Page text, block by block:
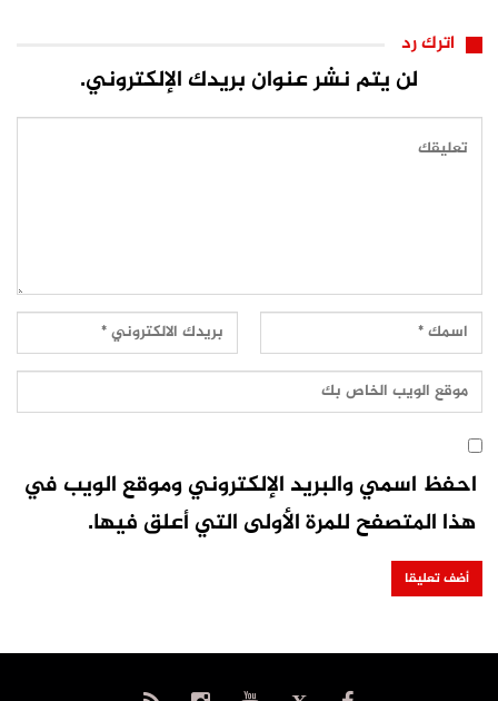
اترك رد
لن يتم نشر عنوان بريدك الإلكتروني.
احفظ اسمي والبريد الإلكتروني وموقع الويب في
هذا المتصفح للمرة الأولى التي أعلق فيها.